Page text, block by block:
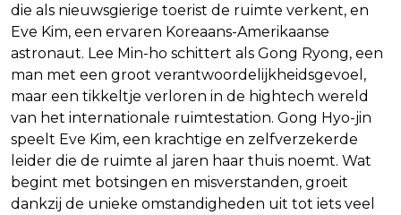
die als nieuwsgierige toerist de ruimte verkent, en
Eve Kim, een ervaren Koreaans-Amerikaanse
astronaut. Lee Min-ho schittert als Gong Ryong, een
man met een groot verantwoordelijkheidsgevoel,
maar een tikkeltje verloren in de hightech wereld
van het internationale ruimtestation. Gong Hyo-jin
speelt Eve Kim, een krachtige en zelfverzekerde
leider die de ruimte al jaren haar thuis noemt. Wat
begint met botsingen en misverstanden, groeit
dankzij de unieke omstandigheden uit tot iets veel